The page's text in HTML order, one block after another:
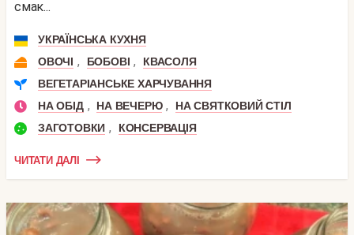
смак...
УКРАЇНСЬКА КУХНЯ
ОВОЧІ , БОБОВІ ,
КВАСОЛЯ
ВЕГЕТАРІАНСЬКЕ ХАРЧУВАННЯ
НА ОБІД , НА ВЕЧЕРЮ ,
НА СВЯТКОВИЙ СТІЛ
ЗАГОТОВКИ , КОНСЕРВАЦІЯ
ЧИТАТИ ДАЛІ